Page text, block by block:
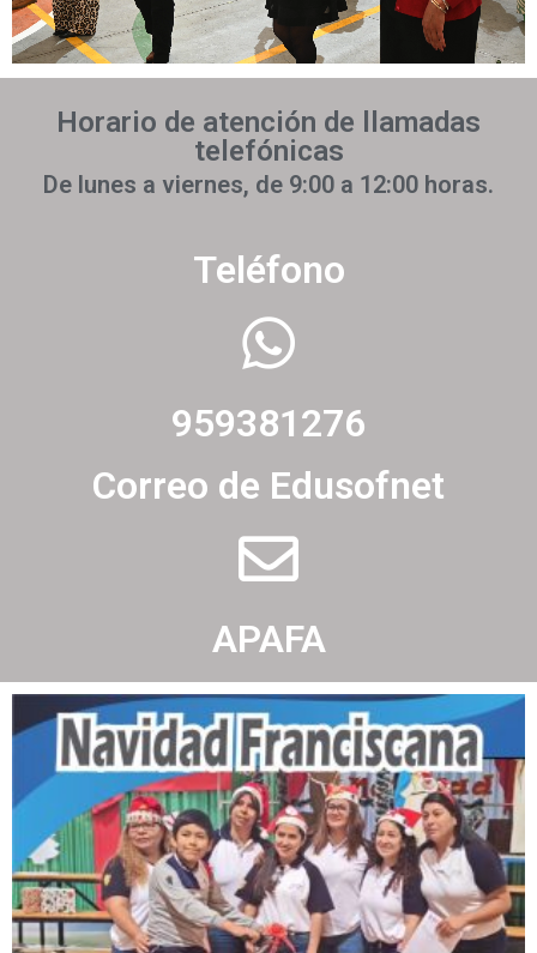
Horario de atención de llamadas
telefónicas
De lunes a viernes, de 9:00 a 12:00 horas.
Teléfono
959381276
Correo de Edusofnet
APAFA